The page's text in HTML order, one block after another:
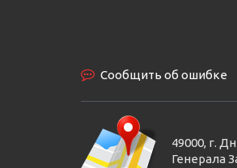
Сообщить об ошибке
49000, г.
Генерала